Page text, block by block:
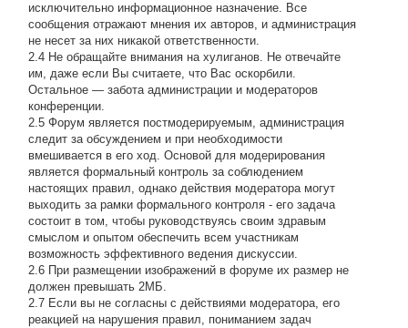
исключительно информационное назначение. Все
сообщения отражают мнения их авторов, и администрация
не несет за них никакой ответственности.
2.4 Не обращайте внимания на хулиганов. Не отвечайте
им, даже если Вы считаете, что Вас оскорбили.
Остальное — забота администрации и модераторов
конференции.
2.5 Форум является постмодерируемым, администрация
следит за обсуждением и при необходимости
вмешивается в его ход. Основой для модерирования
является формальный контроль за соблюдением
настоящих правил, однако действия модератора могут
выходить за рамки формального контроля - его задача
состоит в том, чтобы руководствуясь своим здравым
смыслом и опытом обеспечить всем участникам
возможность эффективного ведения дискуссии.
2.6 При размещении изображений в форуме их размер не
должен превышать 2МБ.
2.7 Если вы не согласны с действиями модератора, его
реакцией на нарушения правил, пониманием задач